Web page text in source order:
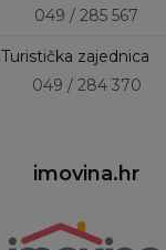
049 / 285 567
Turistička zajednica
049 / 284 370
imovina.hr